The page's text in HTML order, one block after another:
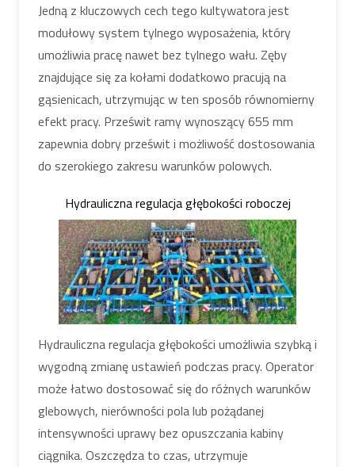
Jedną z kluczowych cech tego kultywatora jest
modułowy system tylnego wyposażenia, który
umożliwia pracę nawet bez tylnego wału. Zęby
znajdujące się za kołami dodatkowo pracują na
gąsienicach, utrzymując w ten sposób równomierny
efekt pracy. Prześwit ramy wynoszący 655 mm
zapewnia dobry prześwit i możliwość dostosowania
do szerokiego zakresu warunków polowych.
Hydrauliczna regulacja głębokości roboczej
Hydrauliczna regulacja głębokości umożliwia szybką i
wygodną zmianę ustawień podczas pracy. Operator
może łatwo dostosować się do różnych warunków
glebowych, nierówności pola lub pożądanej
intensywności uprawy bez opuszczania kabiny
ciągnika. Oszczędza to czas, utrzymuje